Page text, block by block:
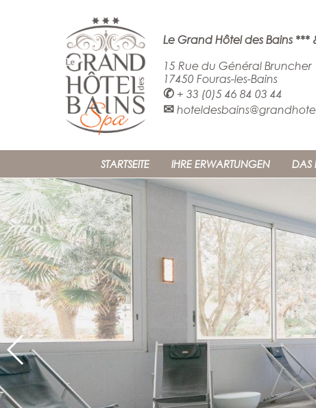
Le Grand Hôtel des Bains ***
15 Rue du Général Bruncher
17450 Fouras-les-Bains
✆+ 33 (0)5 46 84 03 44
✉
STARTSEITE IHRE ERWARTUNGEN DAS